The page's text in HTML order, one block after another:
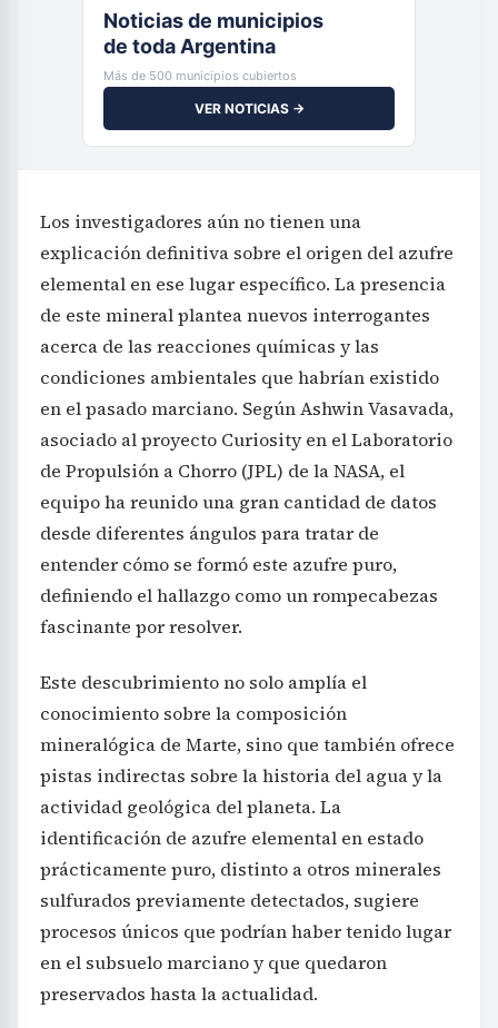
Noticias de municipios
de toda Argentina
Más de 500 municipios cubiertos
VER NOTICIAS →
Los investigadores aún no tienen una
explicación definitiva sobre el origen del azufre
elemental en ese lugar específico. La presencia
de este mineral plantea nuevos interrogantes
acerca de las reacciones químicas y las
condiciones ambientales que habrían existido
en el pasado marciano. Según Ashwin Vasavada,
asociado al proyecto Curiosity en el Laboratorio
de Propulsión a Chorro (JPL) de la NASA, el
equipo ha reunido una gran cantidad de datos
desde diferentes ángulos para tratar de
entender cómo se formó este azufre puro,
definiendo el hallazgo como un rompecabezas
fascinante por resolver.
Este descubrimiento no solo amplía el
conocimiento sobre la composición
mineralógica de Marte, sino que también ofrece
pistas indirectas sobre la historia del agua y la
actividad geológica del planeta. La
identificación de azufre elemental en estado
prácticamente puro, distinto a otros minerales
sulfurados previamente detectados, sugiere
procesos únicos que podrían haber tenido lugar
en el subsuelo marciano y que quedaron
preservados hasta la actualidad.